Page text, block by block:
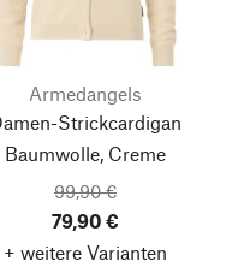
Armedangels
Strickcardigan
Baumwolle, Creme
99,90 €
79,90 €
+ weitere Varianten
Nach oben